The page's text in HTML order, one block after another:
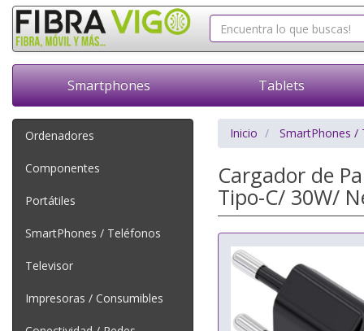
Smartphones Tablets
Ordenadores
Componentes
Portátiles
SmartPhones / Teléfonos
Televisor
Impresoras / Consumibles
Inicio SmartPhones /
Cargador de
Tipo-C/ 30W/